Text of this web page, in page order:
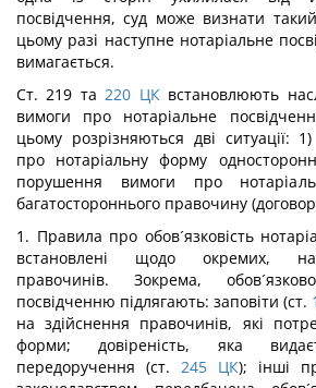
посвідчення, суд може визнати
цьому разі наступне нотаріальне
вимагається.
Ст. 219 та 220 ЦКвстановлюють
вимоги про нотаріальне
цьому розрізняються дві ситуації:
про нотаріальну форму
порушення вимоги про
багатостороннього правочину
1. Правила про обов´язковість
встановлені щодо окремих,
правочинів. Зокрема,
посвідченню підлягають: заповіти (ст.
на здійснення правочинів, які
форми; довіреність, яка
передоручення (ст. 245 ЦК); інші